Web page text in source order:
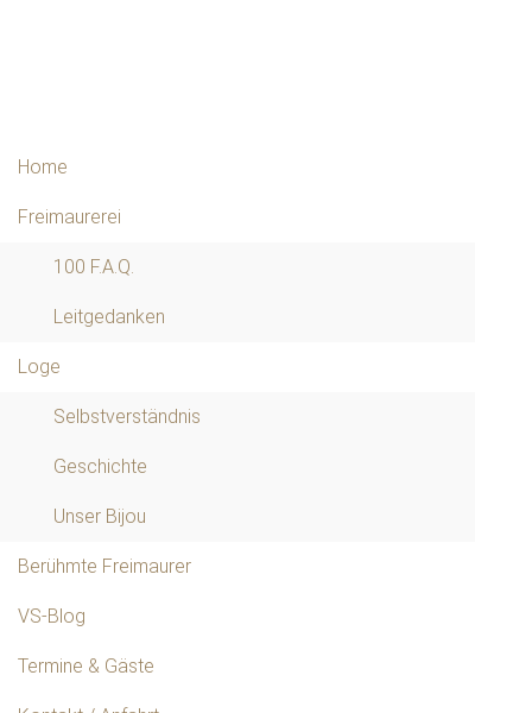
Home
Freimaurerei
100 F.A.Q.
Leitgedanken
Loge
Selbstverständnis
Geschichte
Unser Bijou
Berühmte Freimaurer
VS-Blog
Termine & Gäste